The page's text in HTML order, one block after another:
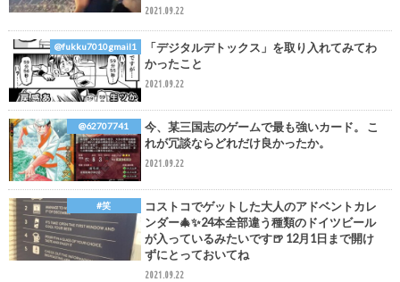
2021.09.22
@fukku7010gmail1
「デジタルデトックス」を取り入れてみてわ
かったこと
2021.09.22
@62707741
今、某三国志のゲームで最も強いカード。 こ
れが冗談ならどれだけ良かったか。
2021.09.22
#笑
コストコでゲットした大人のアドベントカレ
ンダー🎄✨24本全部違う種類のドイツビール
が入っているみたいです🍺 12月1日まで開け
ずにとっておいてね
2021.09.22